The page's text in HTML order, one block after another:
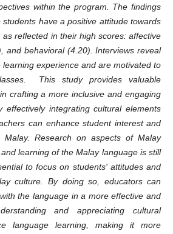
within the program. The findings
have a positive attitude towards
reflected in their high scores: affective
and behavioral (4.20). Interviews reveal
experience and are motivated to
This study provides valuable
crafting a more inclusive and engaging
effectively integrating cultural elements
can enhance student interest and
Malay. Research on aspects of Malay
learning of the Malay language is still
to focus on students' attitudes and
culture. By doing so, educators can
the language in a more effective and
and appreciating cultural
language learning, making it more